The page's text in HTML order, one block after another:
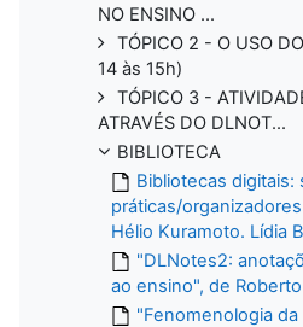
NO ENSINO ...
TÓPICO 2 - O USO
14 às 15h)
TÓPICO 3 -
ATRAVÉS DO DLNOT...
BIBLIOTECA
Bibliotecas digitais:
práticas/
Hélio Kuramoto. Lídia
"DLNotes2:
ao ensino", de
"Fenomenologia